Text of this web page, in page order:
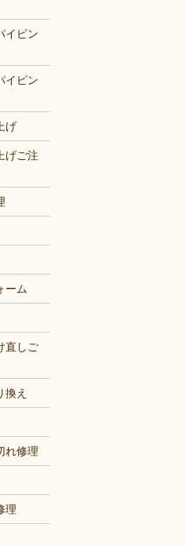
イピン
イピン
げ
げご注
ーム
直しご
換え
れ修理
理